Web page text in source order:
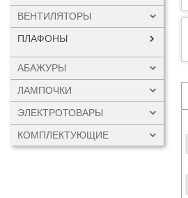
ВЕНТИЛЯТОРЫ
ПЛАФОНЫ
АБАЖУРЫ
ЛАМПОЧКИ
ЭЛЕКТРОТОВАРЫ
КОМПЛЕКТУЮЩИЕ